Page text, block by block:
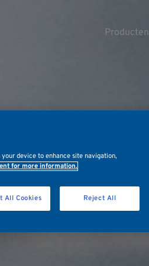
Producten
device to enhance site navigation,
for more information.
Reject All
All Cookies